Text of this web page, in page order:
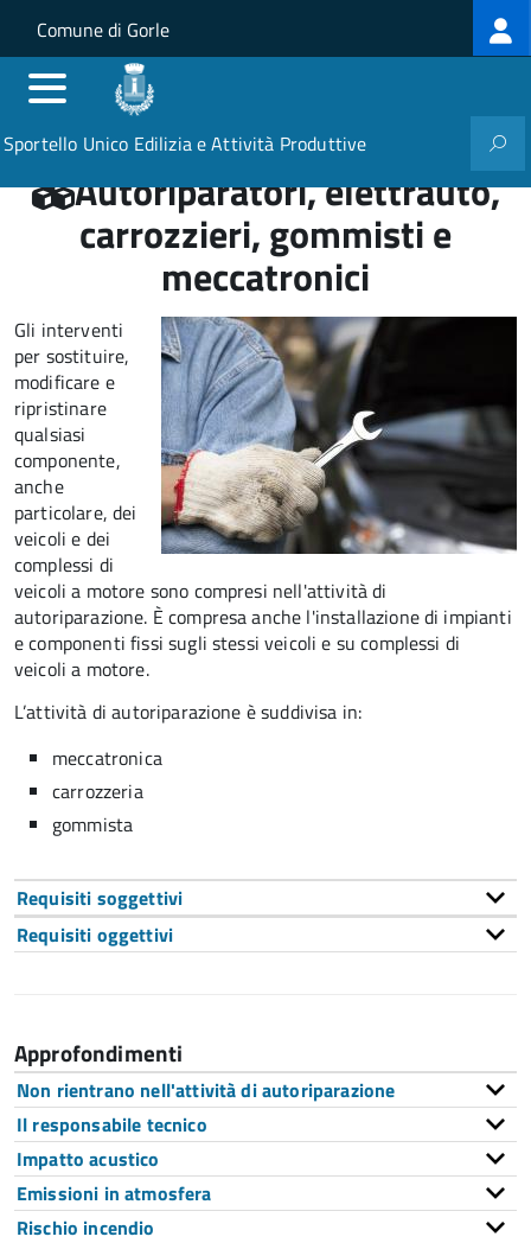
Salta al contenuto principale
Skip to site navigation
Comune di Gorle
Sportello Unico Edilizia e Attività Produttive
Autoriparatori, elettrauto,
carrozzieri, gommisti e
meccatronici
Gli interventi
per sostituire,
modificare e
ripristinare
qualsiasi
componente,
anche
particolare, dei
veicoli e dei
complessi di
veicoli a motore sono compresi nell'attività di
autoriparazione. È compresa anche l'installazione di impianti
e componenti fissi sugli stessi veicoli e su complessi di
veicoli a motore.
L’attività di autoriparazione è suddivisa in:
meccatronica
carrozzeria
gommista
Requisiti soggettivi
Requisiti oggettivi
Approfondimenti
Non rientrano nell'attività di autoriparazione
Il responsabile tecnico
Impatto acustico
Emissioni in atmosfera
Rischio incendio